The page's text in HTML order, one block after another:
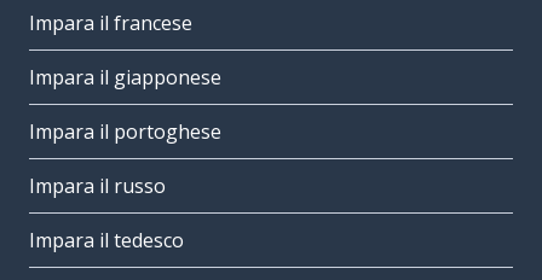
Impara il francese
Impara il giapponese
Impara il portoghese
Impara il russo
Impara il tedesco